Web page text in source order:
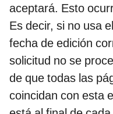
aceptará. Esto
Es decir, si no usa
fecha de edición
solicitud no se
de que todas las
coincidan con esta